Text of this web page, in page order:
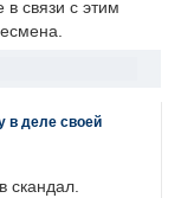
в связи с этим
в деле своей
скандал.